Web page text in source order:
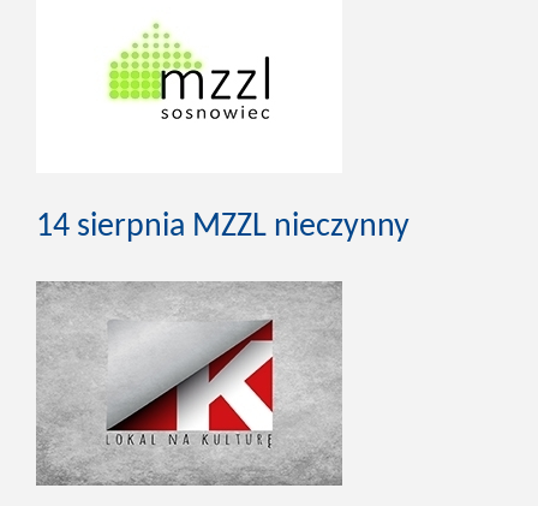
14 sierpnia MZZL nieczynny